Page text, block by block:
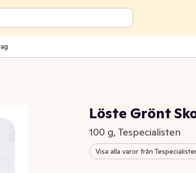
Löste Grönt
100 g, Tespecialisten
Visa alla varor från